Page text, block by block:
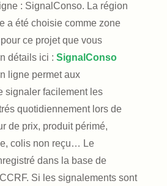
: SignalConso. La région
a été choisie comme zone
ce projet que vous
détails ici : SignalConso
ligne permet aux
signaler facilement les
quotidiennement lors de
de prix, produit périmé,
colis non reçu… Le
dans la base de
Si les signalements sont